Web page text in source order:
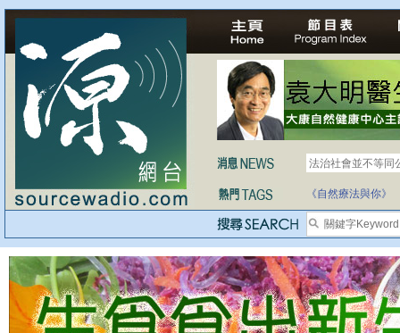
法治社會並不等同
自家教育合法化-
《自然療法與你》